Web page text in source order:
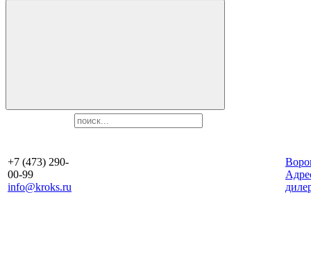
+7 (473) 290-
00-99
info@kroks.ru